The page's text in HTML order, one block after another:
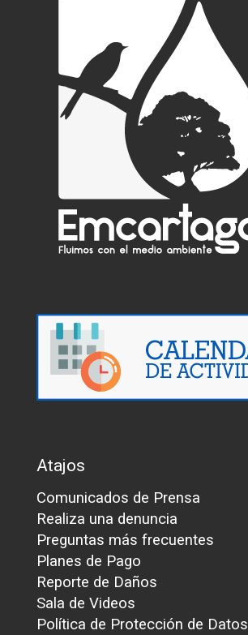
Atajos
Comunicados de Prensa
Realiza una denuncia
Preguntas más frecuentes
Planes de Pago
Reporte de Daños
Sala de Videos
Política de Protección de Datos